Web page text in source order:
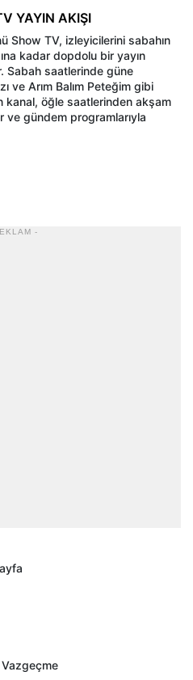
YAYIN AKIŞI
Show TV, izleyicilerini sabahın
kadar dopdolu bir yayın
Sabah saatlerinde güne
ve Arım Balım Peteğim gibi
kanal, öğle saatlerinden akşam
gündem programlarıyla
-